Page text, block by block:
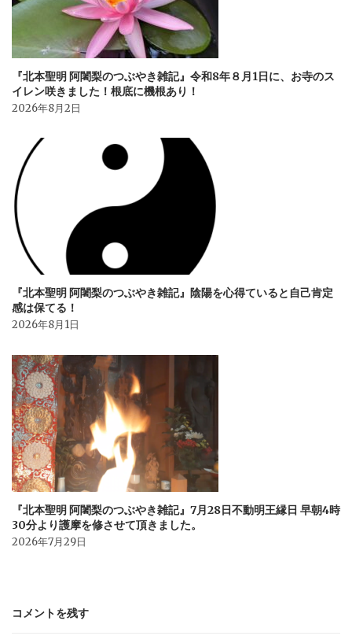
『北本聖明 阿闍梨のつぶやき雑記』令和8年８月1日に、お寺のス
イレン咲きました！根底に機根あり！
2026年8月2日
『北本聖明 阿闍梨のつぶやき雑記』陰陽を心得ていると自己肯定
感は保てる！
2026年8月1日
『北本聖明 阿闍梨のつぶやき雑記』7月28日不動明王縁日 早朝4時
30分より護摩を修させて頂きました。
2026年7月29日
コメントを残す